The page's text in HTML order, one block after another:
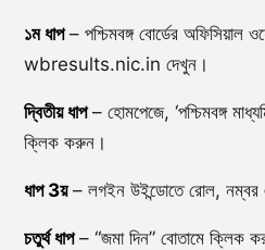
১ম ধাপ– পশ্চিমবঙ্গ বোর্ডের অফিসিয়াল
wbresults.nic.in দেখুন।
দ্বিতীয় ধাপ– হোমপেজে, ‘পশ্চিমবঙ্গ
ক্লিক করুন।
ধাপ 3য়– লগইন উইন্ডোতে রোল, নম্বর
চতুর্থ ধাপ– “জমা দিন” বোতামে ক্লিক